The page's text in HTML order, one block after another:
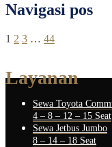
Navigasi pos
1 2 3 … 44
Layanan
Sewa Toyota
4 – 8 – 12 – 15 Seat
Sewa Jetbus Jumbo
8 – 14 – 18 Seat